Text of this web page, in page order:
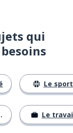
qui
Le sport
Le